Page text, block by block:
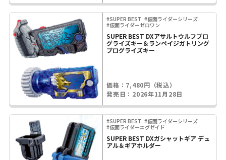
#SUPER BEST #仮面ライダーシリーズ
#仮面ライダーゼロワン
SUPER BEST DXアサルトウルフプロ
グライズキー＆ランペイジガトリング
プログライズキー
価格：7,480円（税込）
発売日：2026年11月28日
#SUPER BEST #仮面ライダーシリーズ
#仮面ライダーエグゼイド
SUPER BEST DXガシャットギア デュ
アル＆ギアホルダー